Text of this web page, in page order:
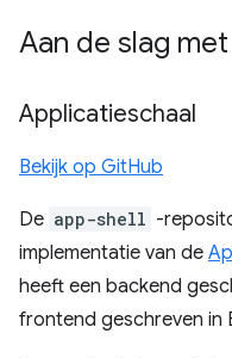
Aan de slag
Applicatieschaal
Bekijk op GitHub
De app-shell -
implementatie van de
heeft een backend
frontend geschreven in